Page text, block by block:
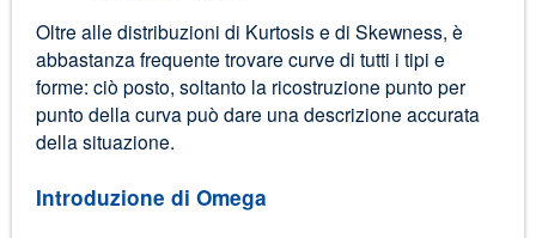
Oltre alle distribuzioni di Kurtosis e di Skewness, è
abbastanza frequente trovare curve di tutti i tipi e
forme: ciò posto, soltanto la ricostruzione punto per
punto della curva può dare una descrizione accurata
della situazione.
Introduzione di Omega